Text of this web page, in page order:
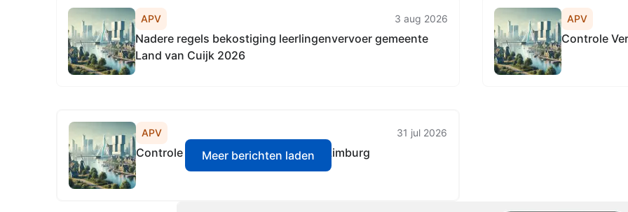
APV 3 aug 2026
Nadere regels bekostiging leerlingenvervoer gemeente
Land van Cuijk 2026
APV
Controle
APV 31 jul 2026
Controle Verordening Regio Noord-Limburg
Meer berichten laden